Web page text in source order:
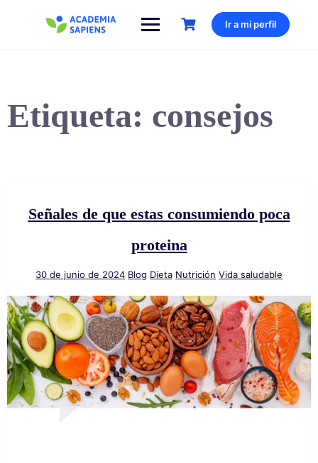
Ir a mi perfil
Etiqueta: consejos
Señales de que estas consumiendo poca
proteina
30 de junio de 2024 Blog Dieta Nutrición Vida saludable